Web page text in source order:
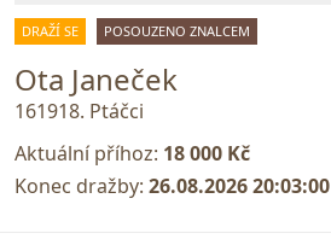
DRAŽÍ SE POSOUZENO ZNALCEM
Ota Janeček
161918. Ptáčci
Aktuální příhoz: 18 000 Kč
Konec dražby: 26.08.2026 20:03:00